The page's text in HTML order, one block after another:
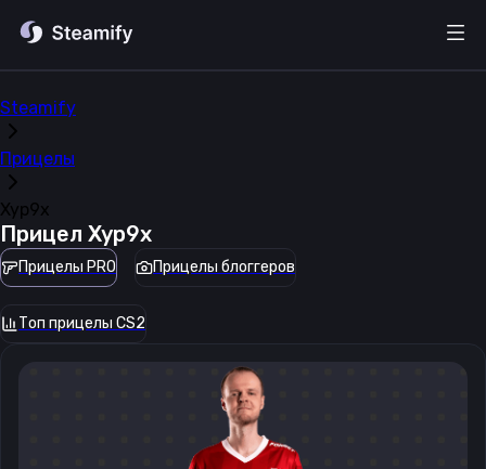
Steamify
Прицелы
Xyp9x
Прицел Xyp9x
Прицелы PRO Прицелы блоггеров
Топ прицелы CS2